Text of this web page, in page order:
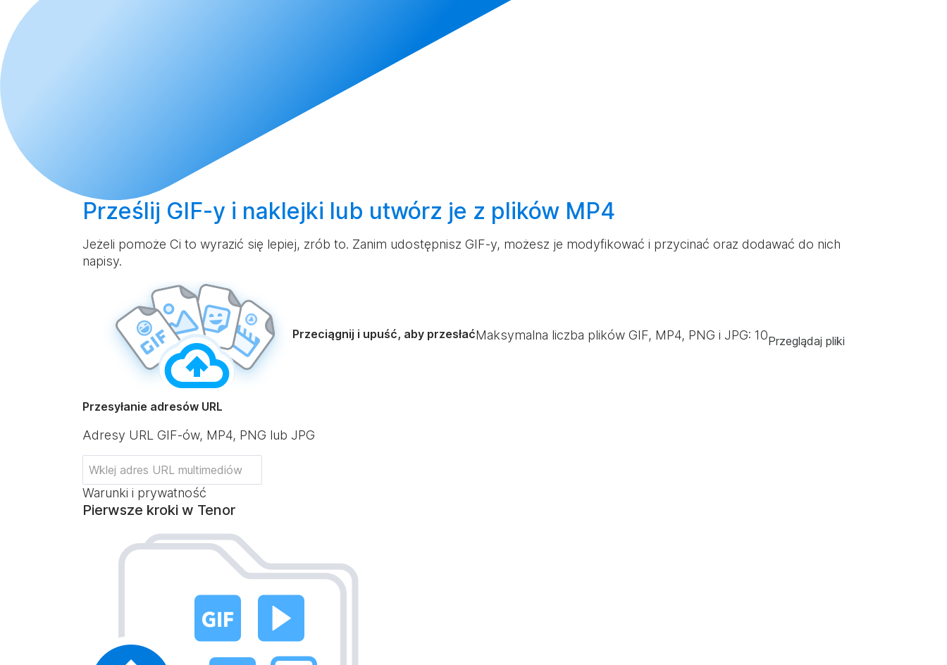
Prześlij GIF-y i naklejki lub utwórz je z plików MP4
Jeżeli pomoże Ci to wyrazić się lepiej, zrób to. Zanim udostępnisz GIF-y, możesz je modyfikować i przycinać oraz dodawać do nich
napisy.
Przeciągnij i upuść, aby przesłaćMaksymalna liczba plików GIF, MP4, PNG i JPG: 10Przeglądaj pliki
Przesyłanie adresów URL
Adresy URL GIF-ów, MP4, PNG lub JPG
Warunki i prywatność
Pierwsze kroki w Tenor